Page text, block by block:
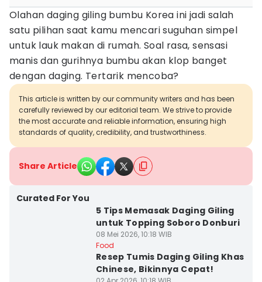
Olahan daging giling bumbu Korea ini jadi salah
satu pilihan saat kamu mencari suguhan simpel
untuk lauk makan di rumah. Soal rasa, sensasi
manis dan gurihnya bumbu akan klop banget
dengan daging. Tertarik mencoba?
This article is written by our community writers and has been
carefully reviewed by our editorial team. We strive to provide
the most accurate and reliable information, ensuring high
standards of quality, credibility, and trustworthiness.
Share Article
Curated For You
5 Tips Memasak Daging Giling
untuk Topping Soboro Donburi
08 Mei 2026, 10:18 WIB
Food
Resep Tumis Daging Giling Khas
Chinese, Bikinnya Cepat!